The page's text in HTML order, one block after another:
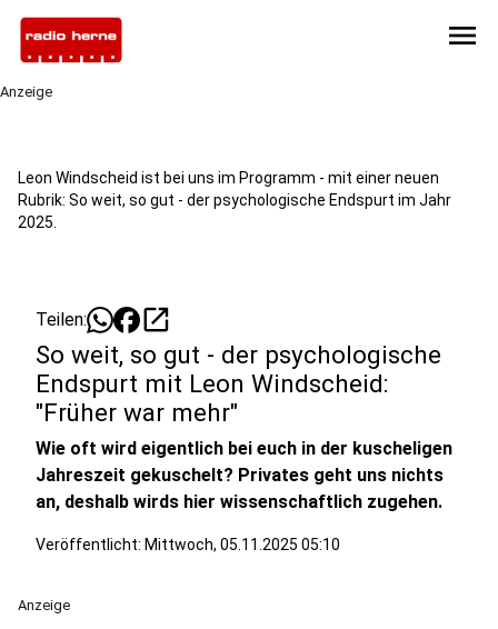
menu
Anzeige
Leon Windscheid ist bei uns im Programm - mit einer neuen
Rubrik: So weit, so gut - der psychologische Endspurt im Jahr
2025.
Teilen: open_in_new
So weit, so gut - der psychologische
Endspurt mit Leon Windscheid:
"Früher war mehr"
Wie oft wird eigentlich bei euch in der kuscheligen
Jahreszeit gekuschelt? Privates geht uns nichts
an, deshalb wirds hier wissenschaftlich zugehen.
Veröffentlicht: Mittwoch, 05.11.2025 05:10
Anzeige